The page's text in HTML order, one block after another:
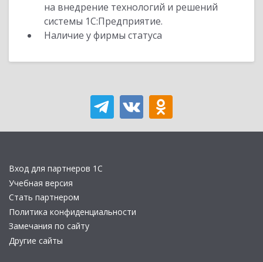
на внедрение технологий и решений
системы 1С:Предприятие.
Наличие у фирмы статуса
Вход для партнеров 1С
Учебная версия
Стать партнером
Политика конфиденциальности
Замечания по сайту
Другие сайты